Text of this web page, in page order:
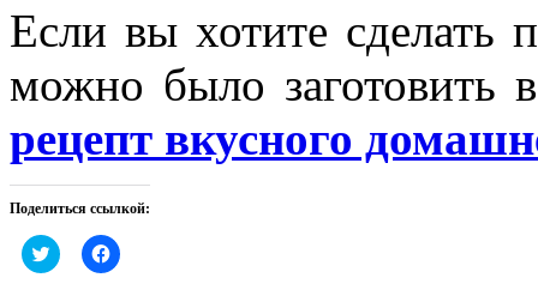
Если вы хотите сделать
можно было заготовить
рецепт вкусного
Поделиться ссылкой:
Нажмите,
чтобы
Нажмите,
чтобы